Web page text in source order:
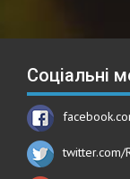
Соціальні
twitter.com/